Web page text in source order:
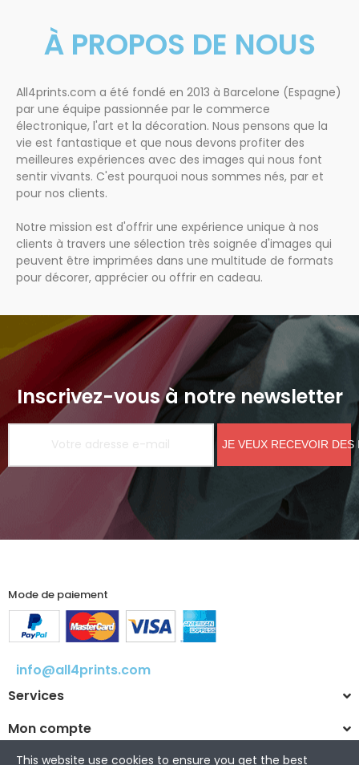
À PROPOS DE NOUS
All4prints.com a été fondé en 2013 à Barcelone (Espagne)
par une équipe passionnée par le commerce
électronique, l'art et la décoration. Nous pensons que la
vie est fantastique et que nous devons profiter des
meilleures expériences avec des images qui nous font
sentir vivants. C'est pourquoi nous sommes nés, par et
pour nos clients.
Notre mission est d'offrir une expérience unique à nos
clients à travers une sélection très soignée d'images qui
peuvent être imprimées dans une multitude de formats
pour décorer, apprécier ou offrir en cadeau.
Inscrivez-vous à notre newsletter
JE VEUX RECEVOIR
Mode de paiement
info@all4prints.com
Services
Mon compte
This website use cookies to ensure you get the best